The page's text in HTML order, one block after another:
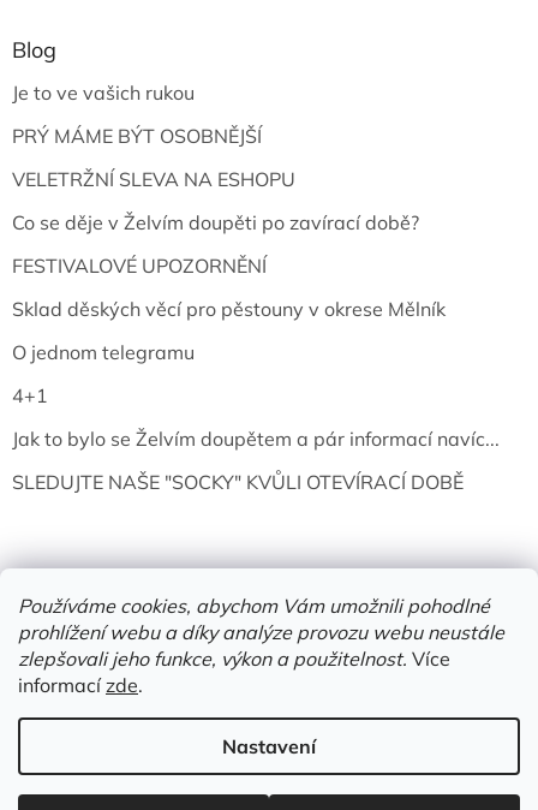
Používáme cookies, abychom Vám umožnili pohodlné
prohlížení webu a díky analýze provozu webu neustále
zlepšovali jeho funkce, výkon a použitelnost. Více
informacízde.
Nastavení
Blog
Je to ve vašich rukou
PRÝ MÁME BÝT OSOBNĚJŠÍ
VELETRŽNÍ SLEVA NA ESHOPU
Co se děje v Želvím doupěti po zavírací době?
FESTIVALOVÉ UPOZORNĚNÍ
Sklad děských věcí pro pěstouny v okrese Mělník
O jednom telegramu
4+1
Jak to bylo se Želvím doupětem a pár informací navíc...
SLEDUJTE NAŠE "SOCKY" KVŮLI OTEVÍRACÍ DOBĚ
Vytvořil Shoptet
Copyright 2026Želví doupě | knihy & vinyly | Mělník. Všechna